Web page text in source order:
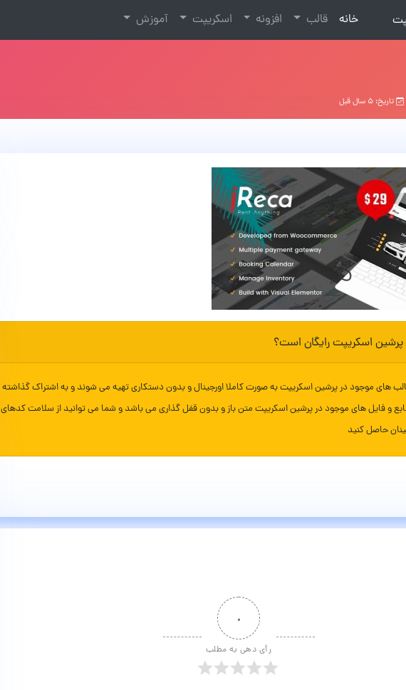
خانه
(current) قالب افزونه اسکریپت آموزش
تاریخ: ۵ سال قبل
پرشین اسکریپت رایگان است؟
های موجود در پرشین اسکریپت به صورت کاملا اورجینال و بدون دستکاری تهیه می شوند و به اشتراک گذاشته
و فایل های موجود در پرشین اسکریپت متن باز و بدون قفل گذاری می باشد و شما می توانید از سلامت کدهای
حاصل کنید
۰
رأی دهی به مطلب